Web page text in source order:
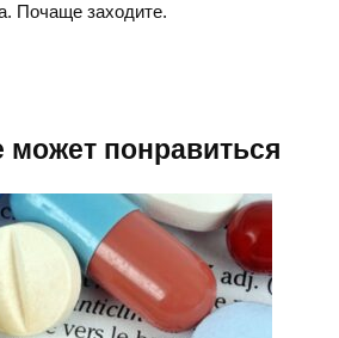
Почаще заходите.
может понравиться